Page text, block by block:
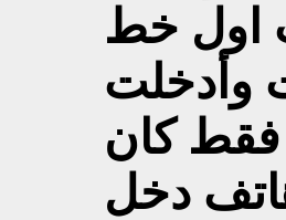
- 1878 نصب اول خط
وأدخلت
فقط كان
يقارب 49000 هاتف دخل